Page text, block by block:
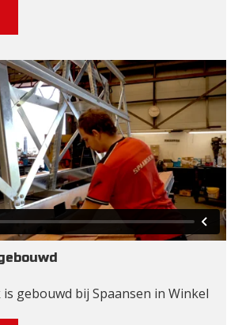
gebouwd bij Spaansen in Winkel